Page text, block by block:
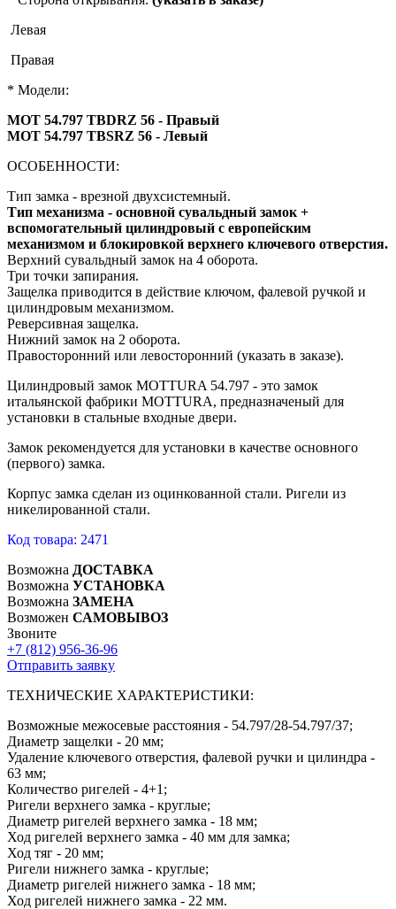
Левая
Правая
* Модели:
MOT 54.797 TBDRZ 56 - Правый
MOT 54.797 TBSRZ 56 - Левый
ОСОБЕННОСТИ:
Тип замка - врезной двухсистемный.
Тип механизма - основной сувальдный замок +
вспомогательный цилиндровый с европейским
механизмом и блокировкой верхнего ключевого отверстия.
Верхний сувальдный замок на 4 оборота.
Три точки запирания.
Защелка приводится в действие ключом, фалевой ручкой и
цилиндровым механизмом.
Реверсивная защелка.
Нижний замок на 2 оборота.
Правосторонний или левосторонний (указать в заказе).
Цилиндровый замок MOTTURA 54.797 - это замок
итальянской фабрики MOTTURA, предназначеный для
установки в стальные входные двери.
Замок рекомендуется для установки в качестве основного
(первого) замка.
Корпус замка сделан из оцинкованной стали. Ригели из
никелированной стали.
Код товара: 2471
Возможна ДОСТАВКА
Возможна УСТАНОВКА
Возможна ЗАМЕНА
Возможен САМОВЫВОЗ
Звоните
+7 (812) 956-36-96
Отправить заявку
ТЕХНИЧЕСКИЕ ХАРАКТЕРИСТИКИ:
Возможные межосевые расстояния - 54.797/28-54.797/37;
Диаметр защелки - 20 мм;
Удаление ключевого отверстия, фалевой ручки и цилиндра -
63 мм;
Количество ригелей - 4+1;
Ригели верхнего замка - круглые;
Диаметр ригелей верхнего замка - 18 мм;
Ход ригелей верхнего замка - 40 мм для замка;
Ход тяг - 20 мм;
Ригели нижнего замка - круглые;
Диаметр ригелей нижнего замка - 18 мм;
Ход ригелей нижнего замка - 22 мм.